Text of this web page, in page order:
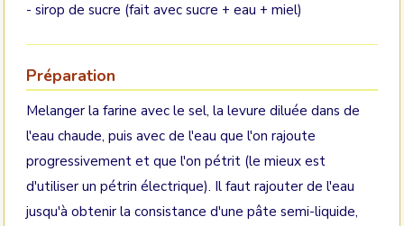
- sirop de sucre (fait avec sucre + eau + miel)
Préparation
Melanger la farine avec le sel, la levure diluée dans de
l'eau chaude, puis avec de l'eau que l'on rajoute
progressivement et que l'on pétrit (le mieux est
d'utiliser un pétrin électrique). Il faut rajouter de l'eau
jusqu'à obtenir la consistance d'une pâte semi-liquide,